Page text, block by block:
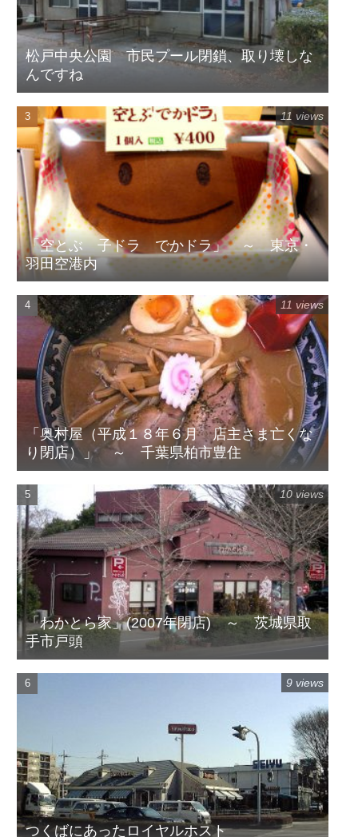
松戸中央公園 市民プール閉鎖、取り壊しな
んですね
「空とぶ 子ドラ でかドラ」 ～ 東京・
羽田空港内
11 views
「奥村屋（平成１８年６月 店主さま亡くな
り閉店）」 ～ 千葉県柏市豊住
11 views
「わかとら家」(2007年閉店) ～ 茨城県取
手市戸頭
10 views
つくばにあったロイヤルホスト
9 views